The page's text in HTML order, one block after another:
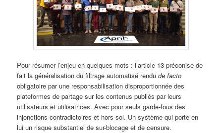
Pour résumer l’enjeu en quelques mots : l’article 13 préconise de
fait la généralisation du filtrage automatisé rendude facto
obligatoire par une responsabilisation disproportionnée des
plateformes de partage sur les contenus publiés par leurs
utilisateurs et utilisatrices. Avec pour seuls garde-fous des
injonctions contradictoires et hors-sol. Un système qui porte en
lui un risque substantiel de sur-blocage et de censure.